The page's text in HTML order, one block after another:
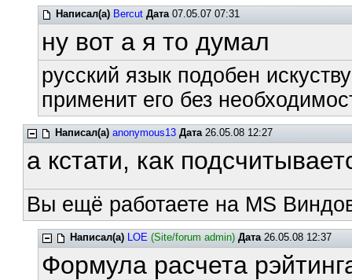
Написал(а) Bercut Дата07.05.07 07:31
ну вот а я то думал
русский язык подобен
применит его без
Написал(а) anonymous13 Дата26.05.08 12:27
а кстати, как
Вы ещё работаете на MS
Написал(а) LOE (Site/forum admin) Дата26.05.08 12:37
Формула расчета